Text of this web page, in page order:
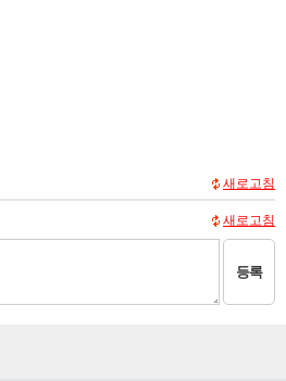
새로고침
새로고침
등록